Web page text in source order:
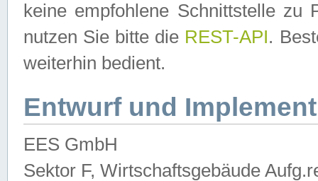
keine empfohlene Schnittstelle zu
nutzen Sie bitte die REST-API.
weiterhin bedient.
Entwurf und
EES GmbH
Sektor F, Wirtschaftsgebäude